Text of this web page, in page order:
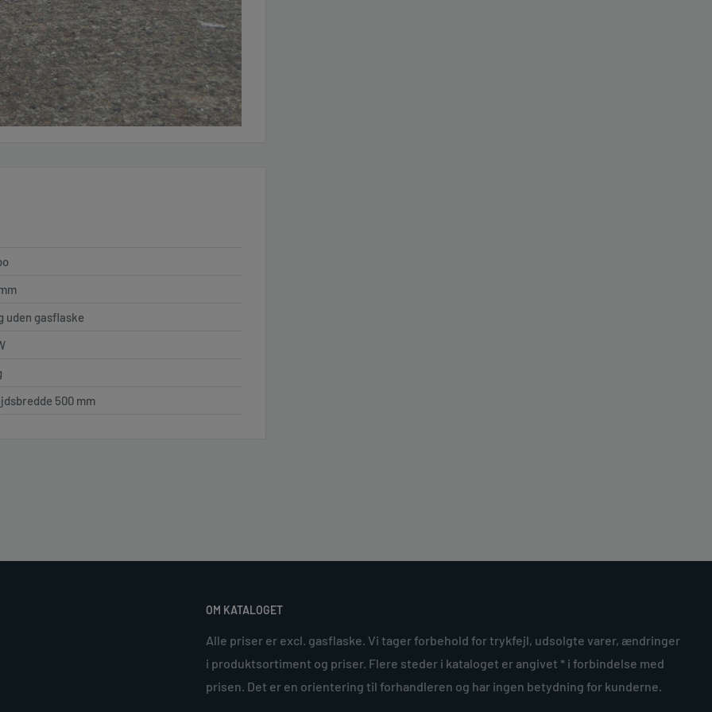
uden gasflaske
500 mm
OM KATALOGET
Alle priser er excl. gasflaske. Vi tager forbehold for trykfejl, udsolgte varer, ændringer
i produktsortiment og priser. Flere steder i kataloget er angivet * i forbindelse med
prisen. Det er en orientering til forhandleren og har ingen betydning for kunderne.